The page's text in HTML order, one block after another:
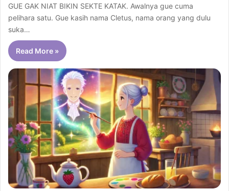
GUE GAK NIAT BIKIN SEKTE KATAK. Awalnya gue cuma
pelihara satu. Gue kasih nama Cletus, nama orang yang dulu
suka…
Read More »